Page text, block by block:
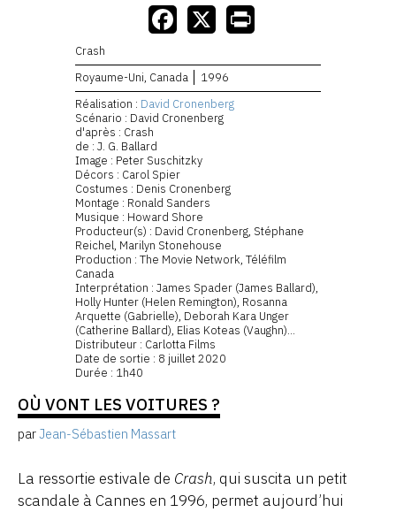
Crash
Royaume-Uni, Canada
1996
Réalisation : David Cronenberg
Scénario : David Cronenberg
d'après : Crash
de : J. G. Ballard
Image : Peter Suschitzky
Décors : Carol Spier
Costumes : Denis Cronenberg
Montage : Ronald Sanders
Musique : Howard Shore
Producteur(s) : David Cronenberg, Stéphane
Reichel, Marilyn Stonehouse
Production : The Movie Network, Téléfilm
Canada
Interprétation : James Spader (James Ballard),
Holly Hunter (Helen Remington), Rosanna
Arquette (Gabrielle), Deborah Kara Unger
(Catherine Ballard), Elias Koteas (Vaughn)...
Distributeur : Carlotta Films
Date de sortie : 8 juillet 2020
Durée : 1h40
OÙ VONT LES VOITURES ?
parJean-Sébastien Massart
La ressortie estivale de Crash, qui suscita un petit
scandale à Cannes en 1996, permet aujourd’hui